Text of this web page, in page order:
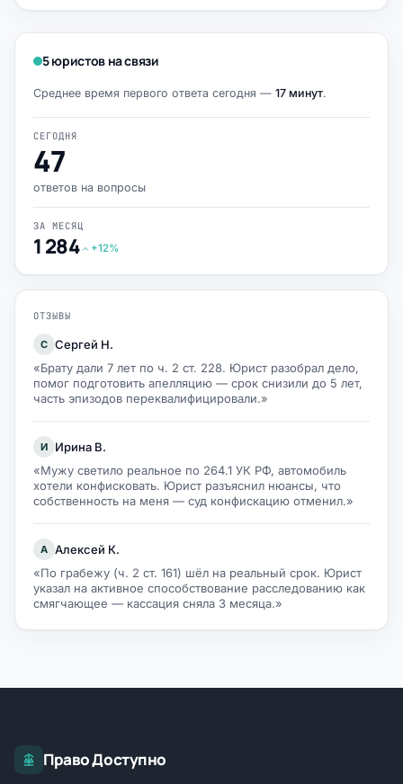
5 юристов на связи
Среднее время первого ответа сегодня — 17 минут.
СЕГОДНЯ
47
ответов на вопросы
ЗА МЕСЯЦ
1 284 +12%
ОТЗЫВЫ
С Сергей Н.
«Брату дали 7 лет по ч. 2 ст. 228. Юрист разобрал дело,
помог подготовить апелляцию — срок снизили до 5 лет,
часть эпизодов переквалифицировали.»
И
Ирина В.
«Мужу светило реальное по 264.1 УК РФ, автомобиль
хотели конфисковать. Юрист разъяснил нюансы, что
собственность на меня — суд конфискацию отменил.»
А Алексей К.
«По грабежу (ч. 2 ст. 161) шёл на реальный срок. Юрист
указал на активное способствование расследованию как
смягчающее — кассация сняла 3 месяца.»
Право Доступно